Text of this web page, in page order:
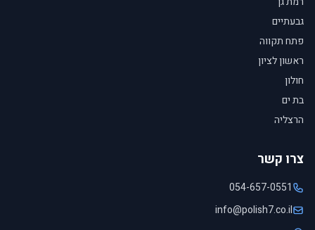
גבעתיים
פתח תקווה
ראשון לציון
חולון
בת ים
הרצליה
צרו קשר
054-657-0551
info@polish7.co.il